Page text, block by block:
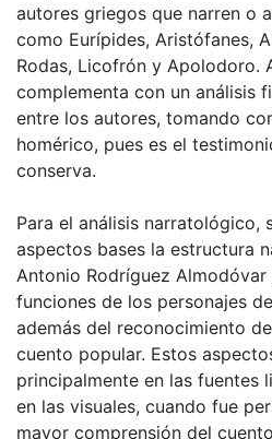
autores griegos que narren o
como Eurípides, Aristófanes,
Rodas, Licofrón y Apolodoro.
complementa con un análisis
entre los autores, tomando
homérico, pues es el
conserva.
Para el análisis narratológico,
aspectos bases la estructura
Antonio Rodríguez
funciones de los personajes
además del reconocimiento
cuento popular. Estos
principalmente en las fuentes
en las visuales, cuando fue
mayor comprensión del